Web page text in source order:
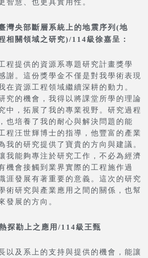
智慧、也更具實用性。
灣央部斷層系統上的地震序列(地
相關領域之研究)/114級徐嘉呈：
提供的資源系專題研究計畫獎學
謝。這份獎學金不僅是對我學術表現
在資源工程領域繼續深耕的動力。
的機會，我得以將課堂所學的理論
中，拓展了我的專業視野。研究過程
也培養了我的耐心與解決問題的能
程汪世輝博士的指導，他豐富的產業
我的研究提供了寶貴的方向與建議。
能夠專注於研究工作，不必為經濟
機會接觸到業界實際的工程施作過
涯發展有著重要的意義。這次的研究
術研究與產業應用之間的關係，也幫
發展的方向。
探勘上之應用/114級王甄
及系上的支持與提供的機會，能讓